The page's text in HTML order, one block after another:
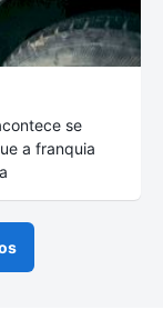
se
a franquia